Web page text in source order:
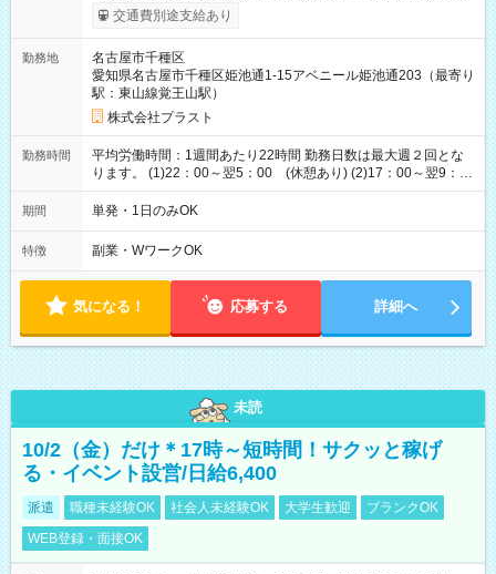
給与は本採用時と同じです。
交通費別途支給あり
勤務地
名古屋市千種区
愛知県名古屋市千種区姫池通1-15アベニール姫池通203（最寄り
駅：東山線覚王山駅）
株式会社プラスト
勤務時間
平均労働時間：1週間あたり22時間 勤務日数は最大週２回とな
ります。 (1)22：00～翌5：00 (休憩あり) (2)17：00～翌9：
00 (休憩あり) ３６協定提出済 平均労働時間：1週間あたり22
時間 勤務日数は最大週２回となります。 (1)22：00～翌5：00
期間 単発・1日のみOK
特徴 副業・WワークOK
気になる！ 応募する 詳細へ
未読
10/2（金）だけ＊17時～短時間！サクッと稼げ
る・イベント設営/日給6,400
派遣 職種未経験OK 社会人未経験OK 大学生歓迎
ブランクOK
WEB登録・面接OK